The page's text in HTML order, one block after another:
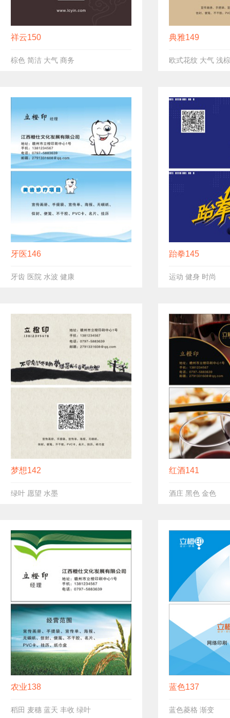
祥云150
棕色 简洁 大气 商务
典雅149
欧式花纹 大气 浅
牙医146
牙齿 医院 水波 健康
跆拳145
运动 健身 时尚
梦想142
绿叶 愿望 水墨
红酒141
酒庄 黑色 金色
农业138
稻田 麦穗 蓝天 丰收 绿叶
蓝色137
蓝色菱格 渐变